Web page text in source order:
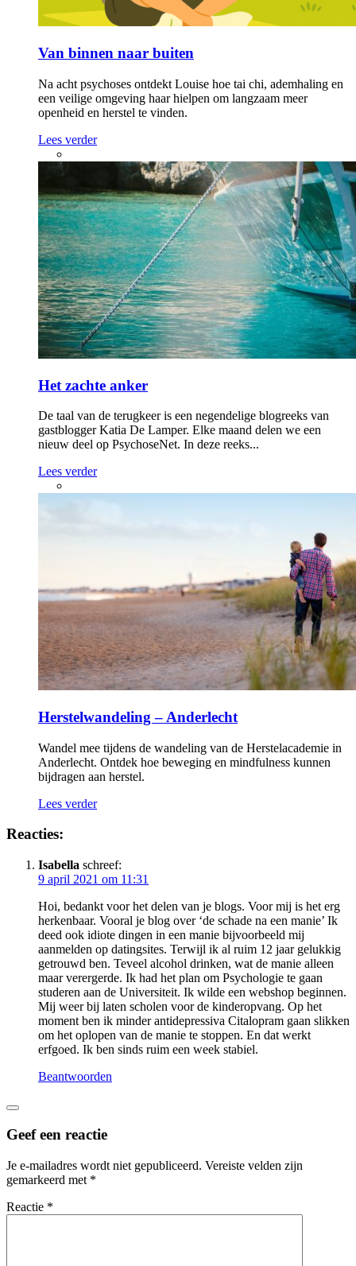
Van binnen naar buiten
Na acht psychoses ontdekt Louise hoe tai chi, ademhaling en
een veilige omgeving haar hielpen om langzaam meer
openheid en herstel te vinden.
Lees verder
Het zachte anker
De taal van de terugkeer is een negendelige blogreeks van
gastblogger Katia De Lamper. Elke maand delen we een
nieuw deel op PsychoseNet. In deze reeks...
Lees verder
Herstelwandeling – Anderlecht
Wandel mee tijdens de wandeling van de Herstelacademie in
Anderlecht. Ontdek hoe beweging en mindfulness kunnen
bijdragen aan herstel.
Lees verder
Reacties:
Isabella schreef:
9 april 2021 om 11:31
Hoi, bedankt voor het delen van je blogs. Voor mij is het erg
herkenbaar. Vooral je blog over ‘de schade na een manie’ Ik
deed ook idiote dingen in een manie bijvoorbeeld mij
aanmelden op datingsites. Terwijl ik al ruim 12 jaar gelukkig
getrouwd ben. Teveel alcohol drinken, wat de manie alleen
maar verergerde. Ik had het plan om Psychologie te gaan
studeren aan de Universiteit. Ik wilde een webshop beginnen.
Mij weer bij laten scholen voor de kinderopvang. Op het
moment ben ik minder antidepressiva Citalopram gaan slikken
om het oplopen van de manie te stoppen. En dat werkt
erfgoed. Ik ben sinds ruim een week stabiel.
Beantwoorden
Geef een reactie
Je e-mailadres wordt niet gepubliceerd. Vereiste velden zijn
gemarkeerd met *
Reactie *